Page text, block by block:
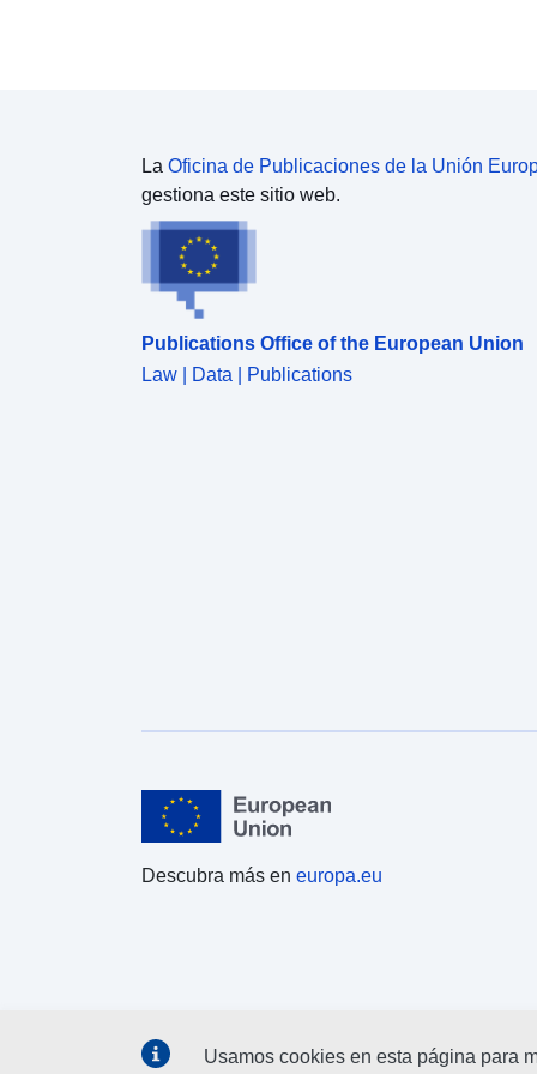
La Oficina de Publicaciones de la Unión
gestiona este sitio web.
Publications Office of the European Union
Law | Data | Publications
Descubra más en europa.eu
Usamos cookies en esta página para